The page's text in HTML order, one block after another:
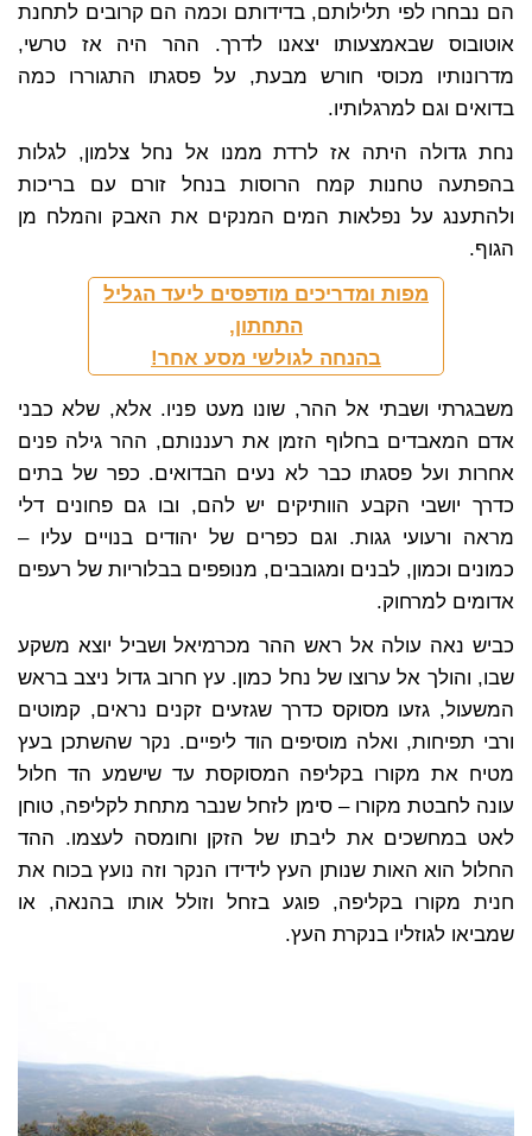
הם נבחרו לפי תלילותם, בדידותם וכמה הם קרובים לתחנת
אוטובוס שבאמצעותו יצאנו לדרך. ההר היה אז טרשי,
מדרונותיו מכוסי חורש מבעת, על פסגתו התגוררו כמה
בדואים וגם למרגלותיו.
נחת גדולה היתה אז לרדת ממנו אל נחל צלמון, לגלות
בהפתעה טחנות קמח הרוסות בנחל זורם עם בריכות
ולהתענג על נפלאות המים המנקים את האבק והמלח מן
הגוף.
מפות ומדריכים מודפסים ליעד הגליל
התחתון,
בהנחה לגולשי מסע אחר!
משבגרתי ושבתי אל ההר, שונו מעט פניו. אלא, שלא כבני
אדם המאבדים בחלוף הזמן את רעננותם, ההר גילה פנים
אחרות ועל פסגתו כבר לא נעים הבדואים. כפר של בתים
כדרך יושבי הקבע הוותיקים יש להם, ובו גם פחונים דלי
מראה ורעועי גגות. וגם כפרים של יהודים בנויים עליו –
כמונים וכמון, לבנים ומגובבים, מנופפים בבלוריות של רעפים
אדומים למרחוק.
כביש נאה עולה אל ראש ההר מכרמיאל ושביל יוצא משקע
שבו, והולך אל ערוצו של נחל כמון. עץ חרוב גדול ניצב בראש
המשעול, גזעו מסוקס כדרך שגזעים זקנים נראים, קמוטים
ורבי תפיחות, ואלה מוסיפים הוד ליפיים. נקר שהשתכן בעץ
מטיח את מקורו בקליפה המסוקסת עד שישמע הד חלול
עונה לחבטת מקורו – סימן לזחל שנבר מתחת לקליפה, טוחן
לאט במחשכים את ליבתו של הזקן וחומסה לעצמו. ההד
החלול הוא האות שנותן העץ לידידו הנקר וזה נועץ בכוח את
חנית מקורו בקליפה, פוגע בזחל וזולל אותו בהנאה, או
שמביאו לגוזליו בנקרת העץ.